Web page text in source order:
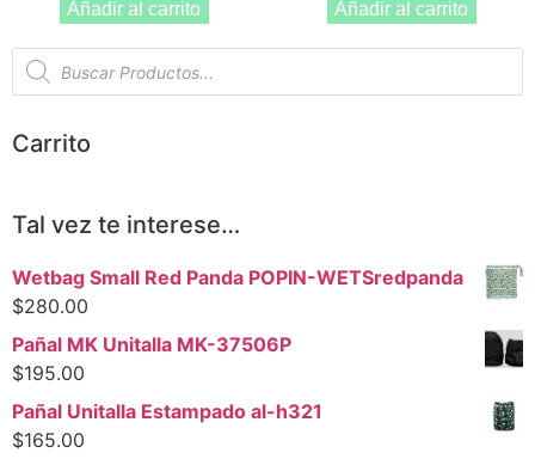
Añadir al carrito Añadir al carrito
Carrito
Tal vez te interese…
Wetbag Small Red Panda POPIN-WETSredpanda
$280.00
Pañal MK Unitalla MK-37506P
$195.00
Pañal Unitalla Estampado al-h321
$165.00